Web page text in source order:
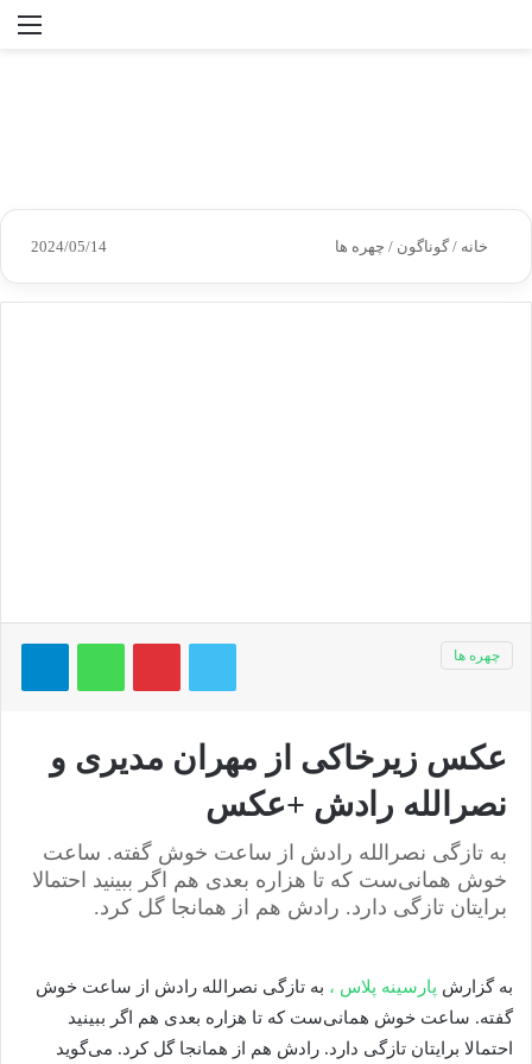
جستجو
خانه / گوناگون / چهره ها 2024/05/14
توییتر پینتریستواتس آپ
چهره ها
عکس زیرخاکی از مهران مدیری و
نصرالله رادش +عکس
به تازگی نصرالله رادش از ساعت خوش گفته. ساعت
خوش همانی‌ست که تا هزاره بعدی هم اگر ببینید احتمالا
برایتان تازگی دارد. رادش هم از همانجا گل کرد.
به گزارش پارسینه پلاس ، به تازگی نصرالله رادش از ساعت خوش
گفته. ساعت خوش همانی‌ست که تا هزاره بعدی هم اگر ببینید
احتمالا برایتان تازگی دارد. رادش هم از همانجا گل کرد. می‌گوید